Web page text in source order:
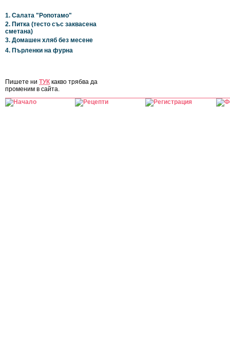
1. Салата "Ропотамо"
2. Питка (тесто със заквасена
сметана)
3. Домашен хляб без месене
4. Пърленки на фурна
Пишете ни ТУК какво трябва да
променим в сайта.